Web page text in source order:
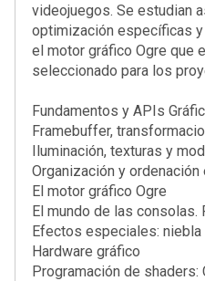
videojuegos. Se estudian
optimización específicas
el motor gráfico Ogre que
seleccionado para los
Fundamentos y APIs
Framebuffer,
Iluminación, texturas y
Organización y ordenación
El motor gráfico Ogre
El mundo de las
Efectos especiales: niebla
Hardware gráfico
Programación de shaders: